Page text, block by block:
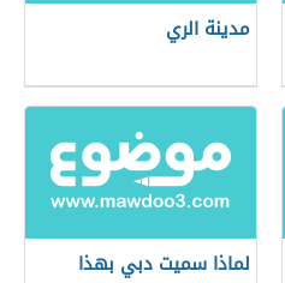
مدينة الري
لماذا سميت دبي بهذا